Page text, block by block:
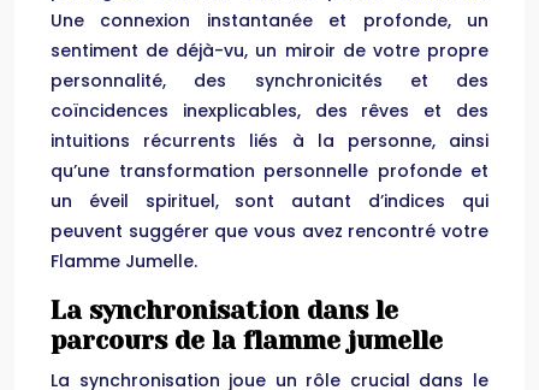
Une connexion instantanée et profonde, un
sentiment de déjà-vu, un miroir de votre propre
personnalité, des synchronicités et des
coïncidences inexplicables, des rêves et des
intuitions récurrents liés à la personne, ainsi
qu’une transformation personnelle profonde et
un éveil spirituel, sont autant d’indices qui
peuvent suggérer que vous avez rencontré votre
Flamme Jumelle.
La synchronisation dans le
parcours de la flamme jumelle
La synchronisation joue un rôle crucial dans le